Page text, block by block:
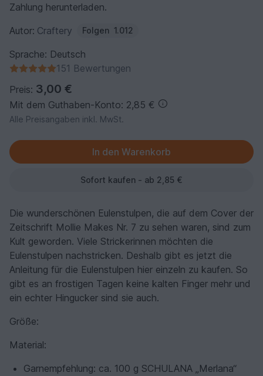
Zahlung herunterladen.
Autor: Craftery Folgen 1.012
Sprache: Deutsch
151 Bewertungen
Preis: 3,00 €
Mit dem Guthaben-Konto: 2,85 €
Alle Preisangaben inkl. MwSt.
Sofort kaufen - ab 2,85 €
Die wunderschönen Eulenstulpen, die auf dem Cover der
Zeitschrift Mollie Makes Nr. 7 zu sehen waren, sind zum
Kult geworden. Viele Strickerinnen möchten die
Eulenstulpen nachstricken. Deshalb gibt es jetzt die
Anleitung für die Eulenstulpen hier einzeln zu kaufen. So
gibt es an frostigen Tagen keine kalten Finger mehr und
ein echter Hingucker sind sie auch.
Größe:
Material:
Garnempfehlung: ca. 100 g SCHULANA „Merlana“